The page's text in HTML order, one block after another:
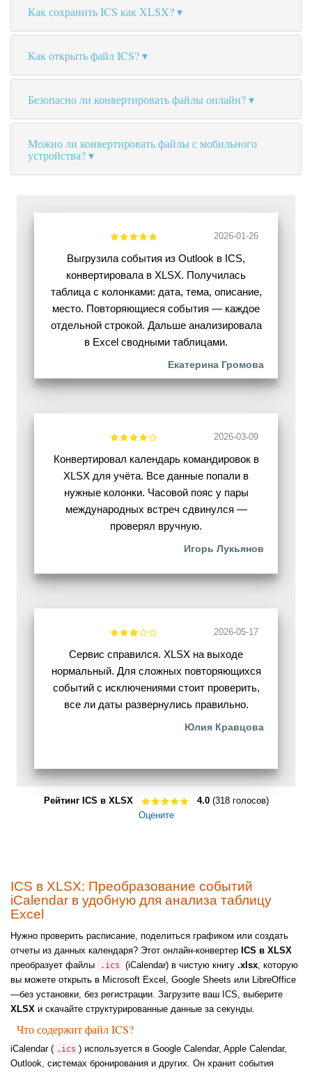
Как сохранить ICS как XLSX?
Как открыть файл ICS?
Безопасно ли конвертировать файлы онлайн?
Можно ли конвертировать файлы с мобильного
устройства?
2026-01-26
Выгрузила события из Outlook в ICS,
конвертировала в XLSX. Получилась
таблица с колонками: дата, тема, описание,
место. Повторяющиеся события — каждое
отдельной строкой. Дальше анализировала
в Excel сводными таблицами.
Екатерина Громова
2026-03-09
Конвертировал календарь командировок в
XLSX для учёта. Все данные попали в
нужные колонки. Часовой пояс у пары
международных встреч сдвинулся —
проверял вручную.
Игорь Лукьянов
2026-05-17
Сервис справился. XLSX на выходе
нормальный. Для сложных повторяющихся
событий с исключениями стоит проверить,
все ли даты развернулись правильно.
Юлия Кравцова
Рейтинг ICS в XLSX 4.0(318 голосов)
Оцените
ICS в XLSX: Преобразование событий
iCalendar в удобную для анализа таблицу
Excel
Нужно проверить расписание, поделиться графиком или создать
отчеты из данных календаря? Этот онлайн-конвертер ICS в XLSX
преобразует файлы
.ics (iCalendar) в чистую книгу .xlsx, которую
вы можете открыть в Microsoft Excel, Google Sheets или LibreOffice
—без установки, без регистрации. Загрузите ваш ICS, выберите
XLSX и скачайте структурированные данные за секунды.
Что содержит файл ICS?
iCalendar ( .ics ) используется в Google Calendar, Apple Calendar,
Outlook, системах бронирования и других. Он хранит события